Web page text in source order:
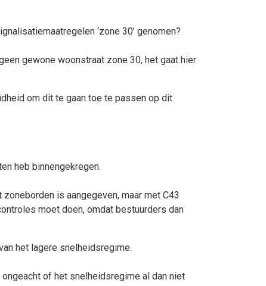
‘zone 30’ genomen?
gewone woonstraat zone 30, het gaat hier
om dit te gaan toe te passen op dit
heb binnengekregen.
is aangegeven, maar met C43
moet doen, omdat bestuurders dan
het lagere snelheidsregime.
of het snelheidsregime al dan niet